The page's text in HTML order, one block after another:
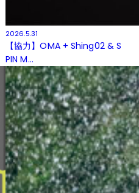
2026.5.31
【協力】OMA + Shing02 & S
PIN M...